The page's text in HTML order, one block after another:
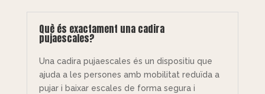
Què és exactament una cadira
pujaescales?
Una cadira pujaescales és un dispositiu que
ajuda a les persones amb mobilitat reduïda a
pujar i baixar escales de forma segura i